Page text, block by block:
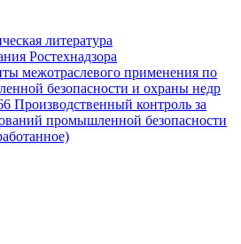
литература
Ростехнадзора
межотраслевого применения по
безопасности и охраны недр
Производственный контроль за
промышленной безопасности